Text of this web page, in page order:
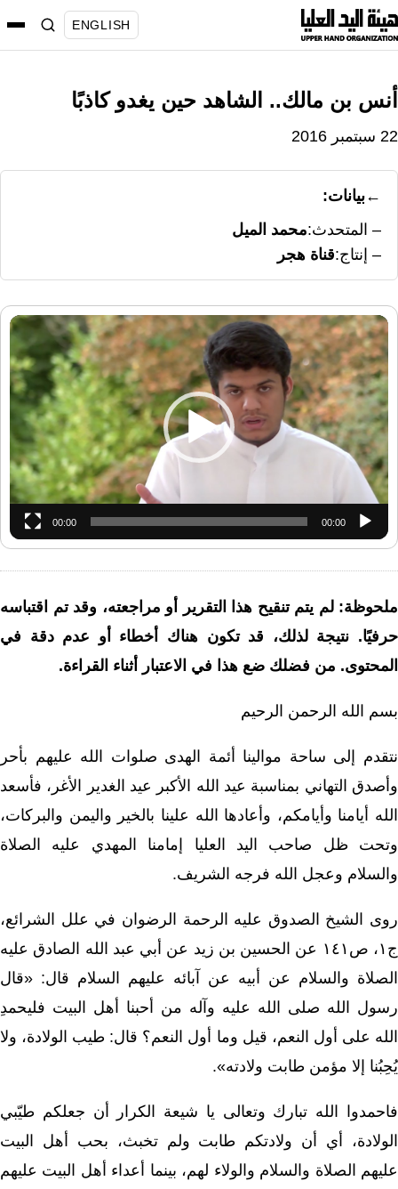
انتقل
إلى
ENGLISH
أنس بن مالك.. الشاهد حين يغدو كاذبًا
22 سبتمبر 2016
بيانات:
المتحدث محمد الميل
إنتاج قناة هجر
مشغل
الفيديو
00:00
00:00
ملحوظة: لم يتم تنقيح هذا التقرير أو مراجعته، وقد تم اقتباسه
حرفيًا. نتيجة لذلك، قد تكون هناك أخطاء أو عدم دقة في
المحتوى. من فضلك ضع هذا في الاعتبار أثناء القراءة.
بسم الله الرحمن الرحيم
نتقدم إلى ساحة موالينا أئمة الهدى صلوات الله عليهم بأحر
وأصدق التهاني بمناسبة عيد الله الأكبر عيد الغدير الأغر، فأسعد
الله أيامنا وأيامكم، وأعادها الله علينا بالخير واليمن والبركات،
وتحت ظل صاحب اليد العليا إمامنا المهدي عليه الصلاة
والسلام وعجل الله فرجه الشريف.
روى الشيخ الصدوق عليه الرحمة الرضوان في علل الشرائع،
ج١، ص١٤١ عن الحسين بن زيد عن أبي عبد الله الصادق عليه
الصلاة والسلام عن أبيه عن آبائه عليهم السلام قال: «قال
رسول الله صلى الله عليه وآله من أحبنا أهل البيت فليحمدِ
الله على أول النعم، قيل وما أول النعم؟ قال: طيب الولادة، ولا
يُحِبُنا إلا مؤمن طابت ولادته».
فاحمدوا الله تبارك وتعالى يا شيعة الكرار أن جعلكم طيّبي
الولادة، أي أن ولادتكم طابت ولم تخبث، بحب أهل البيت
عليهم الصلاة والسلام والولاء لهم، بينما أعداء أهل البيت عليهم